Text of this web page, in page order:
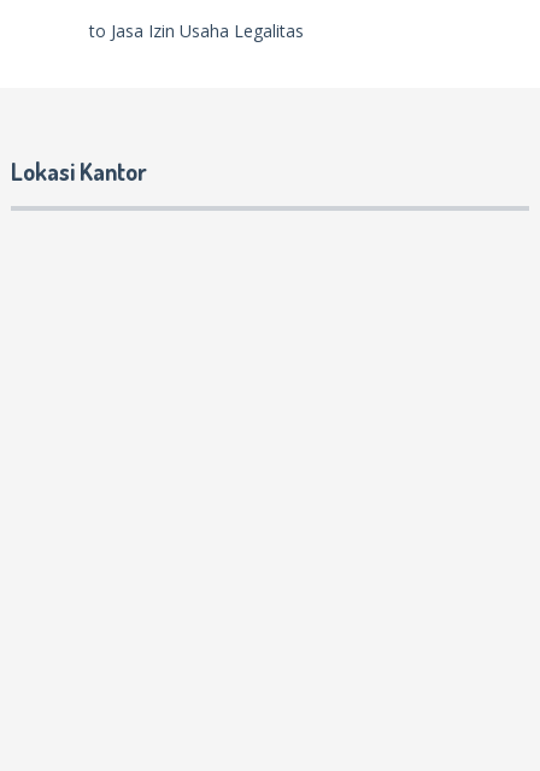
to Jasa Izin Usaha Legalitas
Lokasi Kantor